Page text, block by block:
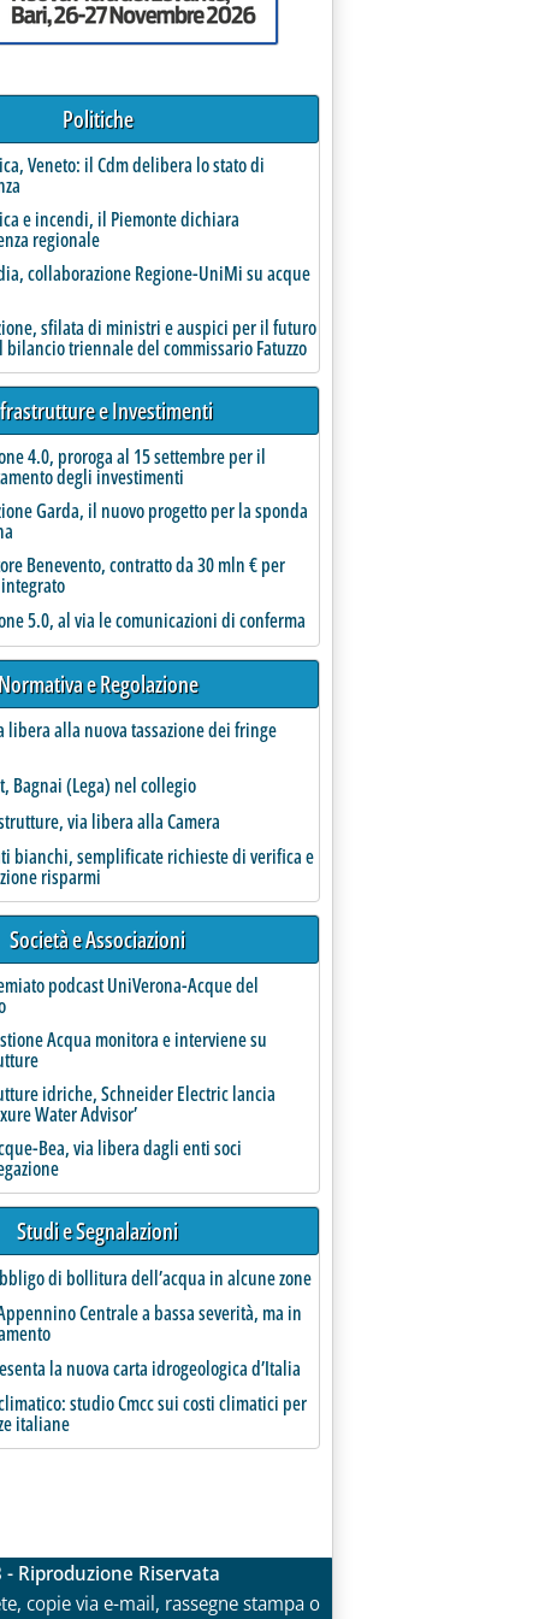
procedura per deficit eccessivo'
acquisto della piattaforma per servizi integrati nel settore idrico dopo Datek22
Politiche
Veneto: il Cdm delibera lo stato di
e incendi, il Piemonte dichiara
regionale
collaborazione Regione-UniMi su acque
sfilata di ministri e auspici per il futuro
bilancio triennale del commissario Fatuzzo
e Investimenti
4.0, proroga al 15 settembre per il
degli investimenti
Garda, il nuovo progetto per la sponda
Benevento, contratto da 30 mln € per
5.0, al via le comunicazioni di conferma
Normativa e Regolazione
libera alla nuova tassazione dei fringe
Bagnai (Lega) nel collegio
via libera alla Camera
bianchi, semplificate richieste di verifica e
risparmi
Società e Associazioni
podcast UniVerona-Acque del
Acqua monitora e interviene su
idriche, Schneider Electric lancia
Water Advisor’
Bea, via libera dagli enti soci
Studi e Segnalazioni
di bollitura dell’acqua in alcune zone
Centrale a bassa severità, ma in
la nuova carta idrogeologica d’Italia
studio Cmcc sui costi climatici per
italiane
Riproduzione Riservata
copie via e-mail, rassegne stampa o